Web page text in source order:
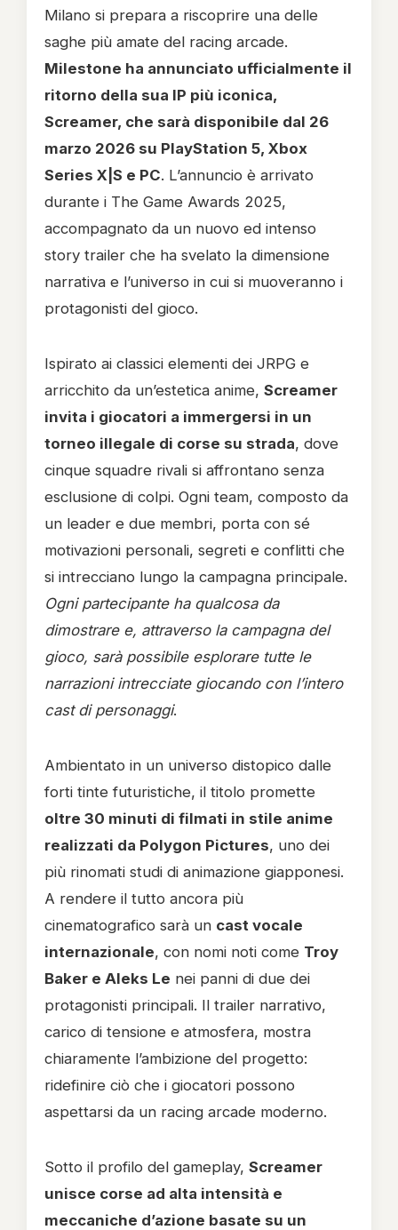
Milano si prepara a riscoprire una delle
saghe più amate del racing arcade.
Milestone ha annunciato ufficialmente il
ritorno della sua IP più iconica,
Screamer, che sarà disponibile dal 26
marzo 2026 su PlayStation 5, Xbox
Series X|S e PC. L’annuncio è arrivato
durante i The Game Awards 2025,
accompagnato da un nuovo ed intenso
story trailer che ha svelato la dimensione
narrativa e l’universo in cui si muoveranno i
protagonisti del gioco.
Ispirato ai classici elementi dei JRPG e
arricchito da un’estetica anime, Screamer
invita i giocatori a immergersi in un
torneo illegale di corse su strada, dove
cinque squadre rivali si affrontano senza
esclusione di colpi. Ogni team, composto da
un leader e due membri, porta con sé
motivazioni personali, segreti e conflitti che
si intrecciano lungo la campagna principale.
Ogni partecipante ha qualcosa da
dimostrare e, attraverso la campagna del
gioco, sarà possibile esplorare tutte le
narrazioni intrecciate giocando con l’intero
cast di personaggi.
Ambientato in un universo distopico dalle
forti tinte futuristiche, il titolo promette
oltre 30 minuti di filmati in stile anime
realizzati da Polygon Pictures, uno dei
più rinomati studi di animazione giapponesi.
A rendere il tutto ancora più
cinematografico sarà un cast vocale
internazionale, con nomi noti come Troy
Baker e Aleks Le nei panni di due dei
protagonisti principali. Il trailer narrativo,
carico di tensione e atmosfera, mostra
chiaramente l’ambizione del progetto:
ridefinire ciò che i giocatori possono
aspettarsi da un racing arcade moderno.
Sotto il profilo del gameplay, Screamer
unisce corse ad alta intensità e
meccaniche d’azione basate su un